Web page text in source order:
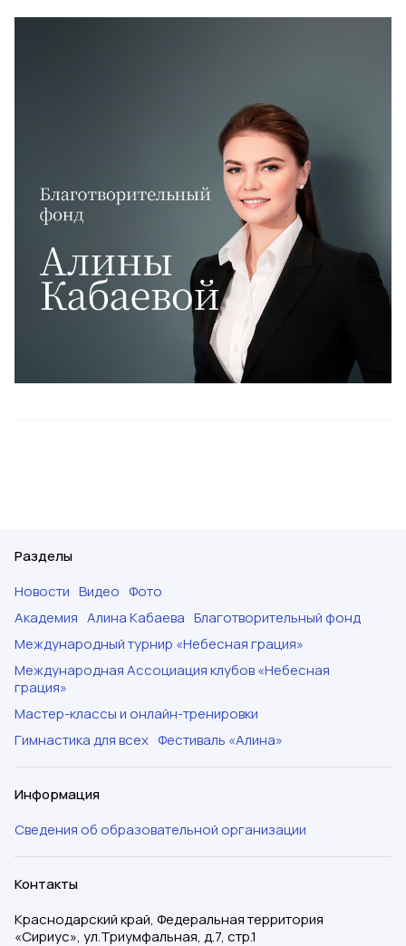
Разделы
Новости Видео Фото
Академия Алина Кабаева Благотворительный фонд
Международный турнир «Небесная грация»
Международная Ассоциация клубов «Небесная
грация»
Мастер-классы и онлайн-тренировки
Гимнастика для всех Фестиваль «Алина»
Информация
Сведения об образовательной организации
Контакты
Краснодарский край, Федеральная территория
«Сириус», ул.Триумфальная, д.7, стр.1